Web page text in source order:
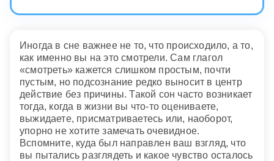
Иногда в сне важнее не то, что происходило, а то,
как именно вы на это смотрели. Сам глагол
«смотреть» кажется слишком простым, почти
пустым, но подсознание редко выносит в центр
действие без причины. Такой сон часто возникает
тогда, когда в жизни вы что-то оцениваете,
выжидаете, присматриваетесь или, наоборот,
упорно не хотите замечать очевидное.
Вспомните, куда был направлен ваш взгляд, что
вы пытались разглядеть и какое чувство осталось